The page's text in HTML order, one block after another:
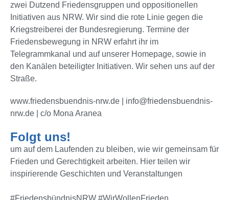
zwei Dutzend Friedensgruppen und oppositionellen
Initiativen aus NRW. Wir sind die rote Linie gegen die
Kriegstreiberei der Bundesregierung. Termine der
Friedensbewegung in NRW erfahrt ihr im
Telegrammkanal und auf unserer Homepage, sowie in
den Kanälen beteiligter Initiativen. Wir sehen uns auf der
Straße.
www.friedensbuendnis-nrw.de
info@friedensbuendnis-
nrw.de | c/o Mona Aranea
Folgt uns!
um auf dem Laufenden zu bleiben, wie wir gemeinsam für
Frieden und Gerechtigkeit arbeiten. Hier teilen wir
inspirierende Geschichten und Veranstaltungen
#FriedensbündnisNRW #WirWollenFrieden